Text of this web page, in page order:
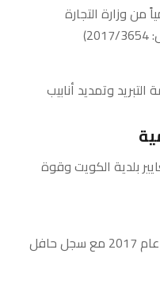
منوزارة التجارة
وتمديد أنابيب
بلدية الكويت وقوة
نعمل في السوق الكويتي منذ عام 2017 مع سجل حافل